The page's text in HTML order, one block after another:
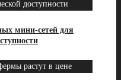
мини-сетей для